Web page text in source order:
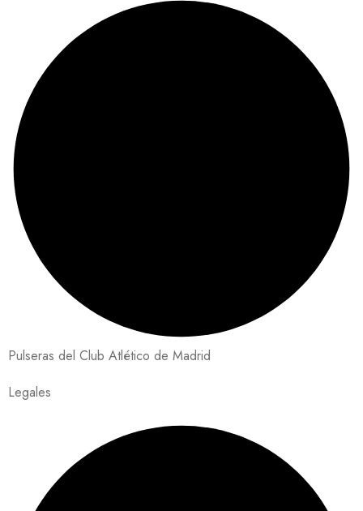
Pulseras del Club Atlético de Madrid
Legales